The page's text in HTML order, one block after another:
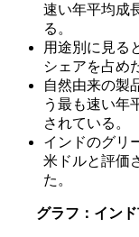
速い年平均成
る。
用途別に見る
シェアを占め
自然由来の製
う最も速い年
されている。
インドのグリ
米ドルと評価
た。
グラフ：インド